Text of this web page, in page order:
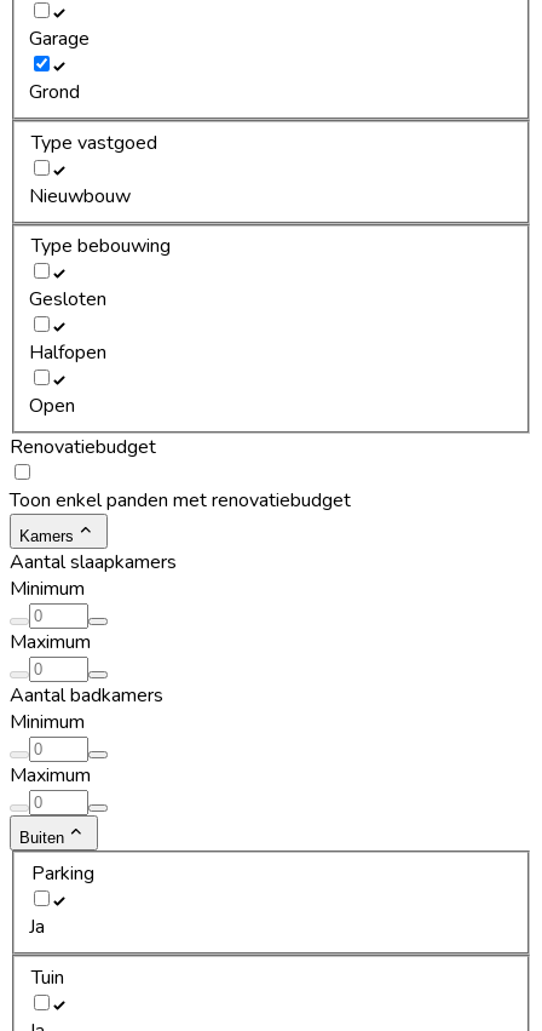
Garage
Grond
Type vastgoed
Nieuwbouw
Type bebouwing
Gesloten
Halfopen
Open
Renovatiebudget
Toon enkel panden met renovatiebudget
Kamers
Aantal slaapkamers
Minimum
Maximum
Aantal badkamers
Minimum
Maximum
Buiten
Parking
Ja
Tuin